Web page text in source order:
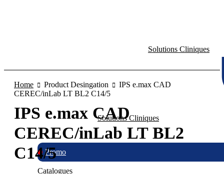
Solutions Cliniques
Promo
Catalogues
Solutions Cliniques
Home Product Desingation
IPS e.max CAD
CEREC/inLab LT BL2 C14/5
IPS e.max CAD
CEREC/inLab LT BL2
C14/5